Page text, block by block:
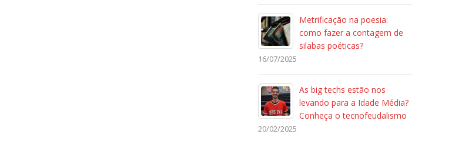
Metrificação na poesia:
como fazer a contagem de
silabas poéticas?
16/07/2025
As big techs estão nos
levando para a Idade Média?
Conheça o tecnofeudalismo
20/02/2025